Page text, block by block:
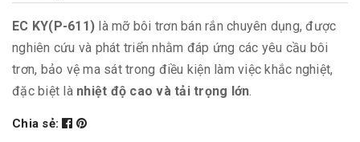
EC KY(P-611) là mỡ bôi trơn bán rắn chuyên dụng, được
nghiên cứu và phát triển nhằm đáp ứng các yêu cầu bôi
trơn, bảo vệ ma sát trong điều kiện làm việc khắc nghiệt,
đặc biệt là nhiệt độ cao và tải trọng lớn.
Chia sẻ: